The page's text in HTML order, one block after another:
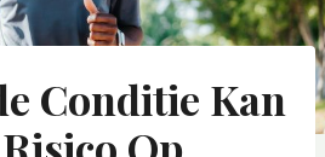
Conditie Kan